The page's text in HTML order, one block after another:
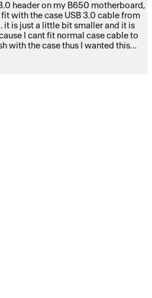
header on my B650 motherboard,
with the case USB 3.0 cable from
it is just a little bit smaller and it is
I cant fit normal case cable to
with the case thus I wanted this